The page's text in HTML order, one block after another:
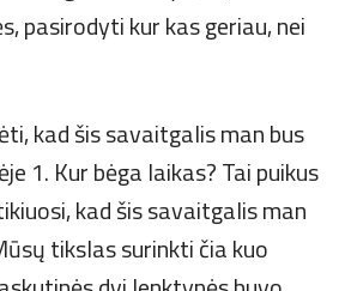
pasirodyti kur kas geriau, nei
kad šis savaitgalis man bus
1. Kur bėga laikas? Tai puikus
kad šis savaitgalis man
tikslas surinkti čia kuo